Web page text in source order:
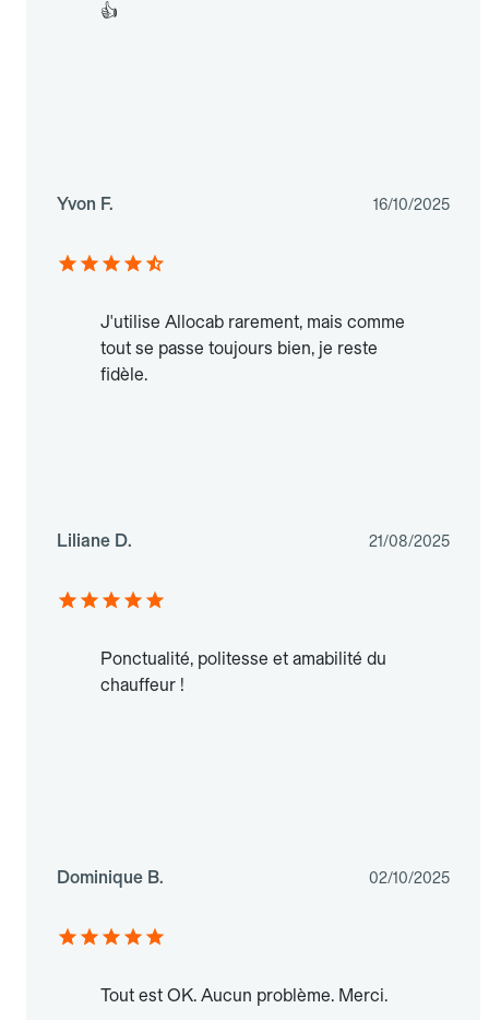
👍
Yvon F. 16/10/2025
J'utilise Allocab rarement, mais comme
tout se passe toujours bien, je reste
fidèle.
Liliane D. 21/08/2025
Ponctualité, politesse et amabilité du
chauffeur !
Dominique B. 02/10/2025
Tout est OK. Aucun problème. Merci.